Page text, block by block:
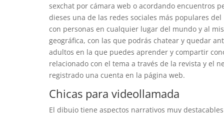
sexchat por cámara web o acordando encuentros
dieses una de las redes sociales más populares
con personas en cualquier lugar del mundo y al
geográfica, con las que podrás chatear y quedar
adultos en la que puedes aprender y compartir
relacionado con el tema a través de la revista y el
registrado una cuenta en la página web.
Chicas para videollamada
El dibujo tiene aspectos narrativos muy